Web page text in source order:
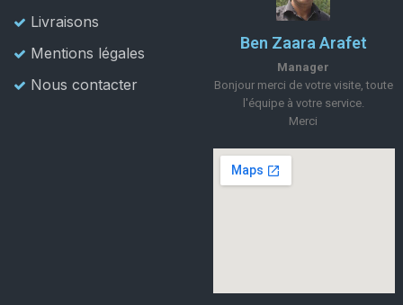
Livraisons
Mentions légales
Nous contacter
Ben Zaara Arafet
Manager
Bonjour merci de votre visite, toute
l'équipe à votre service.
Merci